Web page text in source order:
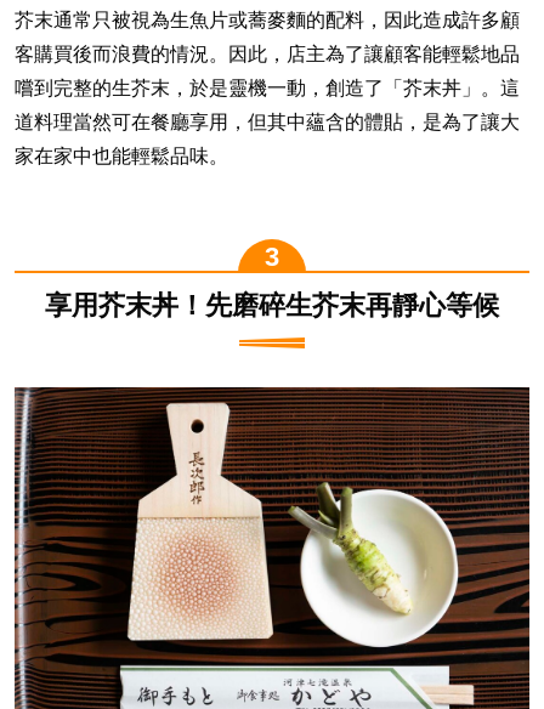
芥末通常只被視為生魚片或蕎麥麵的配料，因此造成許多顧
客購買後而浪費的情況。因此，店主為了讓顧客能輕鬆地品
嚐到完整的生芥末，於是靈機一動，創造了「芥末丼」。這
道料理當然可在餐廳享用，但其中蘊含的體貼，是為了讓大
家在家中也能輕鬆品味。
享用芥末丼！先磨碎生芥末再靜心等候